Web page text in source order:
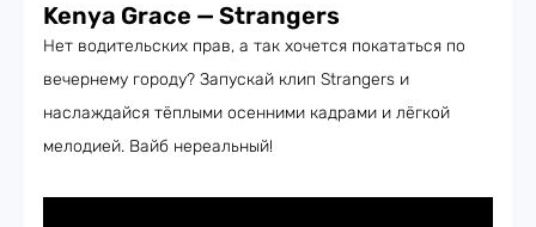
Kenya Grace — Strangers
Нет водительских прав, а так хочется покататься по
вечернему городу? Запускай клип Strangers и
наслаждайся тёплыми осенними кадрами и лёгкой
мелодией. Вайб нереальный!